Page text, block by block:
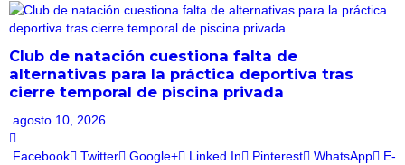
Club de natación cuestiona falta de
alternativas para la práctica deportiva tras
cierre temporal de piscina privada
agosto 10, 2026
Facebook Twitter Google+ Linked In Pinterest WhatsApp
E-